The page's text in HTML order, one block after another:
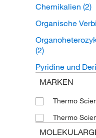
Chemikalien (2)
Organische
(2)
Pyridine und
MARKEN
Thermo
Thermo